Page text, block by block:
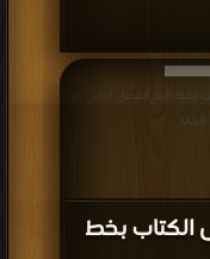
الكتاب بخط
اليد الفصل الثاني من